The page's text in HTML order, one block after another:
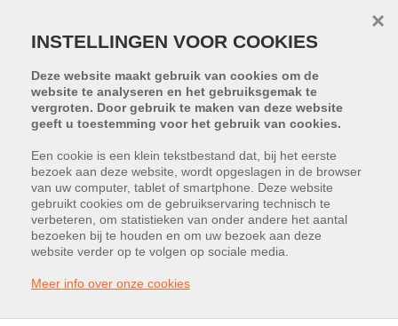
HELAAS, DIT PAND IS VERKOCHT
INSTELLINGEN VOOR COOKIES
Deze website maakt gebruik van cookies om de
website te analyseren en het gebruiksgemak te
vergroten. Door gebruik te maken van deze website
geeft u toestemming voor het gebruik van cookies.
Een cookie is een klein tekstbestand dat, bij het eerste
bezoek aan deze website, wordt opgeslagen in de browser
van uw computer, tablet of smartphone. Deze website
gebruikt cookies om de gebruikservaring technisch te
verbeteren, om statistieken van onder andere het aantal
bezoeken bij te houden en om uw bezoek aan deze
website verder op te volgen op sociale media.
Meer info over onze cookies
×